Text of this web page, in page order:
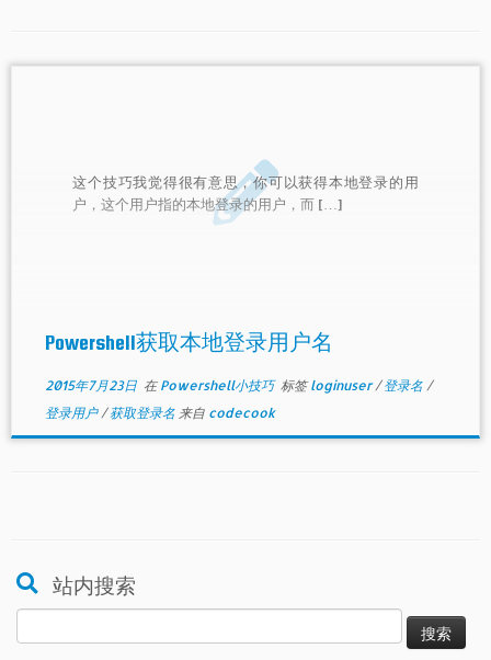
这个技巧我觉得很有意思，你可以获得本地登录的用
户，这个用户指的本地登录的用户，而 […]
Powershell获取本地登录用户名
2015年7月23日在 Powershell小技巧 标签loginuser/登录名 /
登录用户/获取登录名 来自 codecook
站内搜索
索：